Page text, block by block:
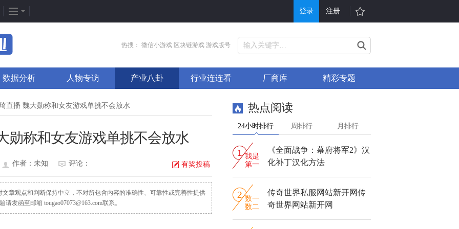
登录 注册
新闻周刊
新游竞速
发号排行
游戏专题
热门专区
我是皇
太极崛起
荒野行动
找游戏
游戏大全
打折充值
排行榜
开服表
微信小游戏
单机游戏
H5游戏平台
手机游戏
游戏攻略
热搜： 微信小游戏 区块链游戏 游戏版号
数据分析 人物专访 产业八卦 行业连连看 厂商库 精彩专题
直播 魏大勋称和女友游戏单挑不会放水
勋称和女友游戏单挑不会放水
作者：未知 评论： 有奖投稿
章观点和判断保持中立，不对所包含内容的准确性、可靠性或完善性提供
发函至邮箱 tougao07073@163.com联系。
热点阅读
24小时排行 周排行 月排行
我是
第一
《全面战争：幕府将军2》汉
化补丁汉化方法
数一
数二
传奇世界私服网站新开网传
奇世界网站新开网